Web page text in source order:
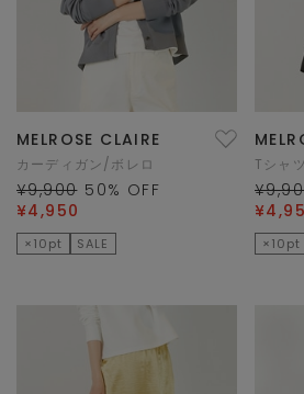
MELROSE CLAIRE
カーディガン/ボレロ
¥9,900 50% OFF
¥4,950
×10pt SALE
Tシャ
×10pt